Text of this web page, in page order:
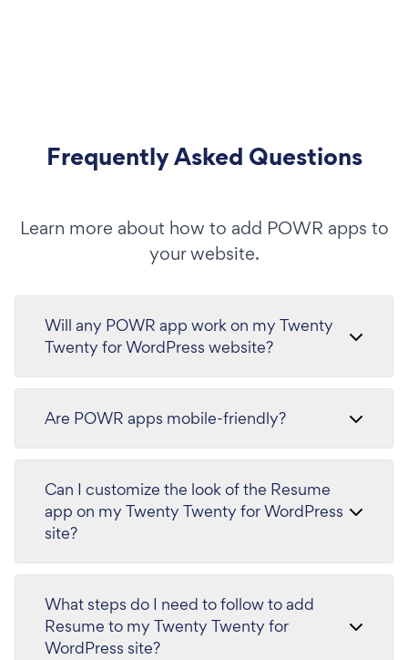
Frequently Asked Questions
Learn more about how to add POWR apps to
your website.
Will any POWR app work on my Twenty
Twenty for WordPress website?
Are POWR apps mobile-friendly?
Can I customize the look of the Resume
app on my Twenty Twenty for WordPress
site?
What steps do I need to follow to add
Resume to my Twenty Twenty for
WordPress site?